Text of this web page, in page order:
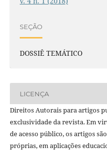
SEÇÃO
DOSSIÊ TEMÁTICO
LICENÇA
Direitos Autorais para artigos
exclusividade da revista. Em
de acesso público, os artigos
próprias, em aplicações